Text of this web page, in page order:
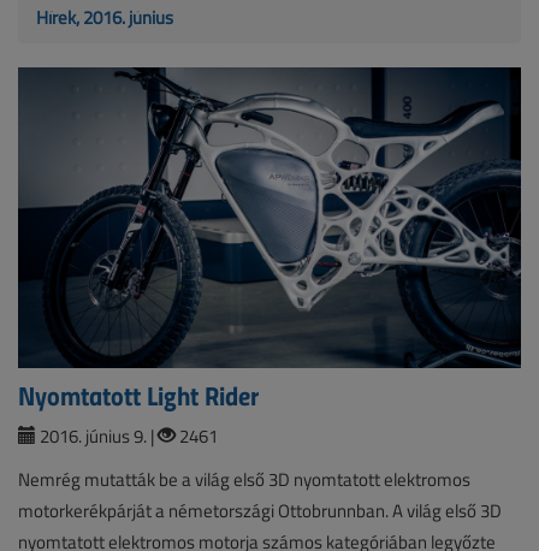
Hírek, 2016. június
Nyomtatott Light Rider
2016. június 9. |
2461
Nemrég mutatták be a világ első 3D nyomtatott elektromos
motorkerékpárját a németországi Ottobrunnban. A világ első 3D
nyomtatott elektromos motorja számos kategóriában legyőzte